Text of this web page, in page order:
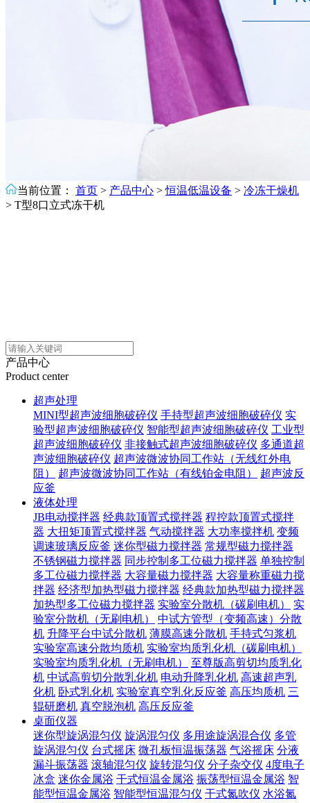
当前位置： 首页 > 产品中心 >恒温低温设备 > 冷冻干燥机
> T型8口立式冻干机
产品中心
Product center
超声处理
MINI型超声波细胞破碎仪 手持型超声波细胞破碎仪 实
验型超声波细胞破碎仪 智能型超声波细胞破碎仪 工业型
超声波细胞破碎仪 非接触式超声波细胞破碎仪 多通道超
声波细胞破碎仪 超声波微波协同工作站（无线红外电
阻）
超声波微波协同工作站（有线铂金电阻）
超声波反
应釜
液体处理
JB电动搅拌器 经典款顶置式搅拌器 程控款顶置式搅拌
器 大扭矩顶置式搅拌器 气动搅拌器 大功率搅拌机 变频
调速玻璃反应釜 迷你型磁力搅拌器 常规型磁力搅拌器
不锈钢磁力搅拌器 同步控制多工位磁力搅拌器 单独控制
多工位磁力搅拌器 大容量磁力搅拌器 大容量称重磁力搅
拌器 经济型加热型磁力搅拌器 经典款加热型磁力搅拌器
加热型多工位磁力搅拌器 实验室分散机（碳刷电机）
实
验室分散机（无刷电机）
中试方管型（变频高速）分散
机 升降平台中试分散机 薄膜高速分散机 手持式匀浆机
实验室高速分散均质机 实验室均质乳化机（碳刷电机）
实验室均质乳化机（无刷电机）
至尊版高剪切均质乳化
机 中试高剪切分散乳化机 电动升降乳化机 高速超声乳
化机 卧式乳化机 实验室真空乳化反应釜 高压均质机 三
辊研磨机 真空脱泡机 高压反应釜
桌面仪器
迷你型旋涡混匀仪 旋涡混匀仪 多用途旋涡混合仪 多管
旋涡混匀仪 台式摇床 微孔板恒温振荡器 气浴摇床 分液
漏斗振荡器 滚轴混匀仪 旋转混匀仪 分子杂交仪 4度电子
冰盒 迷你金属浴 干式恒温金属浴 振荡型恒温金属浴 智
能型恒温金属浴 智能型恒温混匀仪 干式氮吹仪 水浴氮